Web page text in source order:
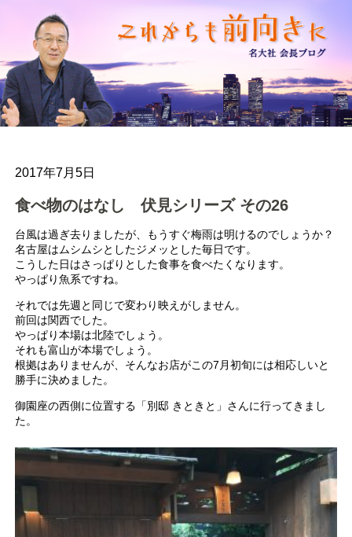
2017年7月5日
食べ物のはなし 伏見シリーズ その26
台風は過ぎ去りましたが、もうすぐ梅雨は明けるのでしょうか？
名古屋はムシムシとしたジメッとした毎日です。
こうした日はさっぱりとした食事を食べたくなります。
やっぱり魚系ですね。
それでは先週と同じで変わり映えがしません。
前回は関西でした。
やっぱり本場は北陸でしょう。
それも富山が本場でしょう。
根拠はありませんが、そんなお店がこの7月初旬には相応しいと
勝手に決めました。
御園座の西側に位置する「別邸 きときと」さんに行ってきまし
た。